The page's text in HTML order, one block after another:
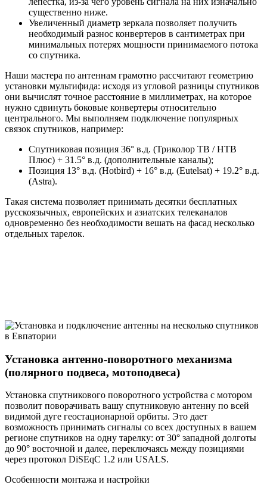
существенно ниже.
Увеличенный диаметр зеркала позволяет получить
необходимый разнос конвертеров в сантиметрах при
минимальных потерях мощности принимаемого потока
со спутника.
Наши мастера по антеннам грамотно рассчитают геометрию
установки мультифида: исходя из угловой разницы спутников
они вычислят точное расстояние в миллиметрах, на которое
нужно сдвинуть боковые конвертеры относительно
центрального. Мы выполняем подключение популярных
связок спутников, например:
Спутниковая позиция 36° в.д. (Триколор ТВ / НТВ
Плюс) + 31.5° в.д. (дополнительные каналы);
Позиция 13° в.д. (Hotbird) + 16° в.д. (Eutelsat) + 19.2° в.д.
(Astra).
Такая система позволяет принимать десятки бесплатных
русскоязычных, европейских и азиатских телеканалов
одновременно без необходимости вешать на фасад несколько
отдельных тарелок.
Установка антенно-поворотного механизма
(полярного подвеса, мотоподвеса)
Установка спутникового поворотного устройства с мотором
позволит поворачивать вашу спутниковую антенну по всей
видимой дуге геостационарной орбиты. Это дает
возможность принимать сигналы со всех доступных в вашем
регионе спутников на одну тарелку: от 30° западной долготы
до 90° восточной и далее, переключаясь между позициями
через протокол DiSEqC 1.2 или USALS.
Особенности монтажа и настройки